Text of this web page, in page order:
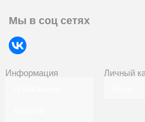
Мы в соц сетях
Информация
Личный